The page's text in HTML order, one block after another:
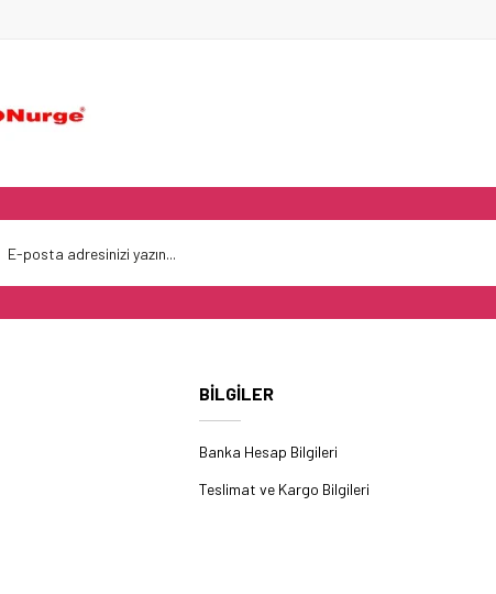
BİLGİLER
Banka Hesap Bilgileri
Teslimat ve Kargo Bilgileri